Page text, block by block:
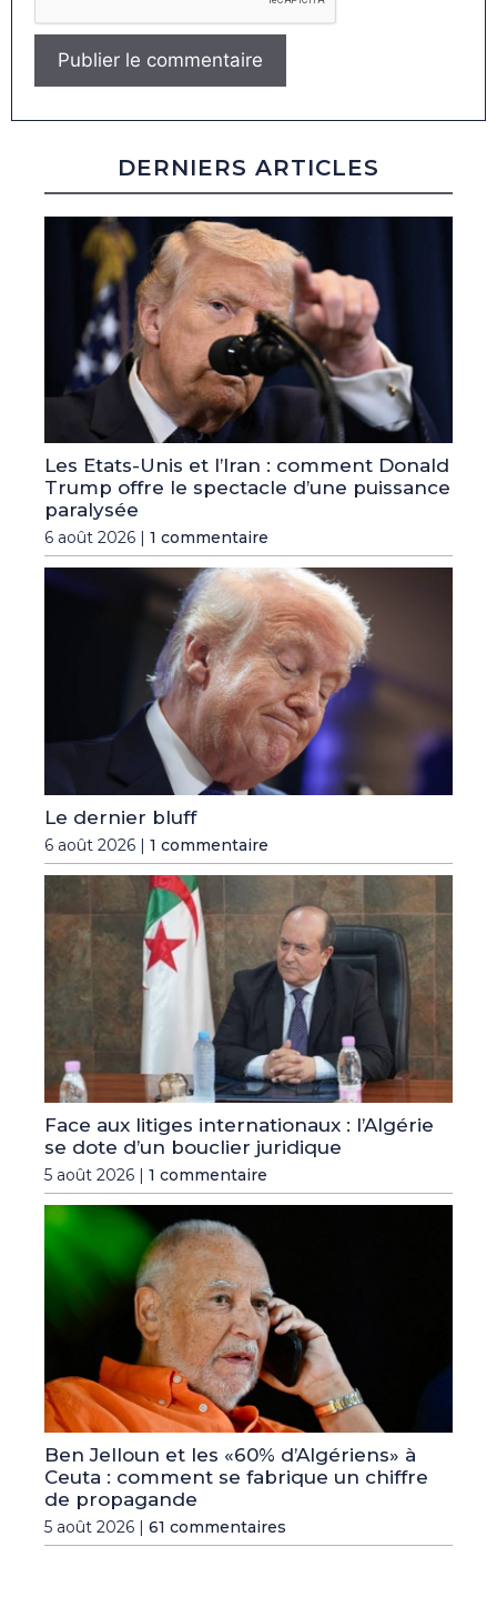
DERNIERS ARTICLES
Les Etats-Unis et l’Iran : comment Donald
Trump offre le spectacle d’une puissance
paralysée
6 août 2026 | 1 commentaire
Le dernier bluff
6 août 2026 | 1 commentaire
Face aux litiges internationaux : l’Algérie
se dote d’un bouclier juridique
5 août 2026 | 1 commentaire
Ben Jelloun et les «60% d’Algériens» à
Ceuta : comment se fabrique un chiffre
de propagande
5 août 2026 | 61 commentaires